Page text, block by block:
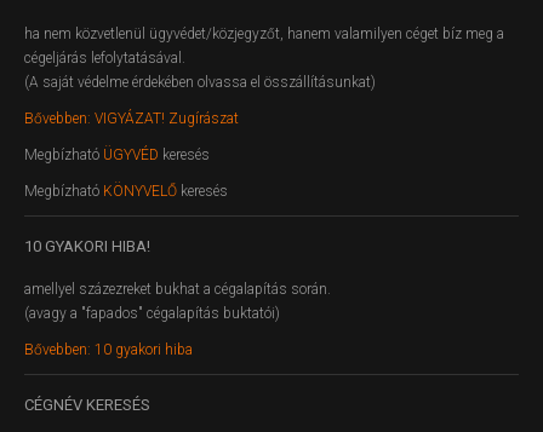
ha nem közvetlenül ügyvédet/közjegyzőt, hanem valamilyen céget bíz meg a
cégeljárás lefolytatásával.
(A saját védelme érdekében olvassa el összállításunkat)
Bővebben: VIGYÁZAT! Zugírászat
Megbízható ÜGYVÉD keresés
Megbízható KÖNYVELŐ keresés
10 GYAKORI HIBA!
amellyel százezreket bukhat a cégalapítás során.
(avagy a "fapados" cégalapítás buktatói)
Bővebben: 10 gyakori hiba
CÉGNÉV KERESÉS